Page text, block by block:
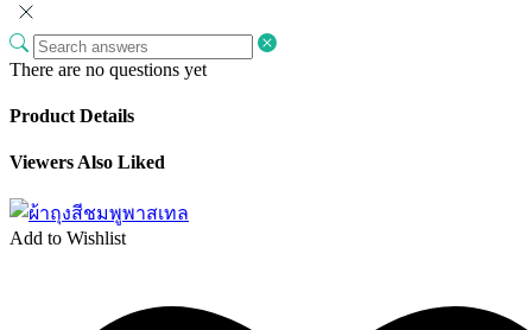
There are no questions yet
Product Details
Viewers Also Liked
Add to Wishlist